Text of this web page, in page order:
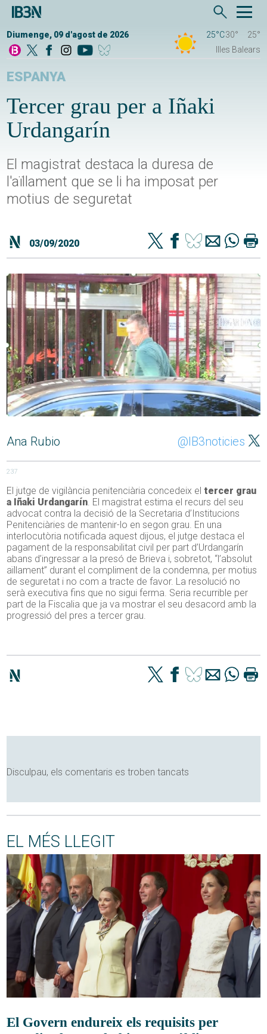
Diumenge, 09 d'agost de 2026 25°C30°
25°
Illes Balears
ESPANYA
Tercer grau per a Iñaki
Urdangarín
El magistrat destaca la duresa de
l'aïllament que se li ha imposat per
motius de seguretat
03/09/2020
Ana Rubio @IB3noticies
237
El jutge de vigilància penitenciària concedeix el tercer grau
a Iñaki Urdangarín. El magistrat estima el recurs del seu
advocat contra la decisió de la Secretaria d’Institucions
Penitenciàries de mantenir-lo en segon grau. En una
interlocutòria notificada aquest dijous, el jutge destaca el
pagament de la responsabilitat civil per part d’Urdangarín
abans d’ingressar a la presó de Brieva i, sobretot, “l’absolut
aïllament” durant el compliment de la condemna, per motius
de seguretat i no com a tracte de favor. La resolució no
serà executiva fins que no sigui ferma. Seria recurrible per
part de la Fiscalia que ja va mostrar el seu desacord amb la
progressió del pres a tercer grau.
Disculpau, els comentaris es troben tancats
EL MÉS LLEGIT
El Govern endureix els requisits per